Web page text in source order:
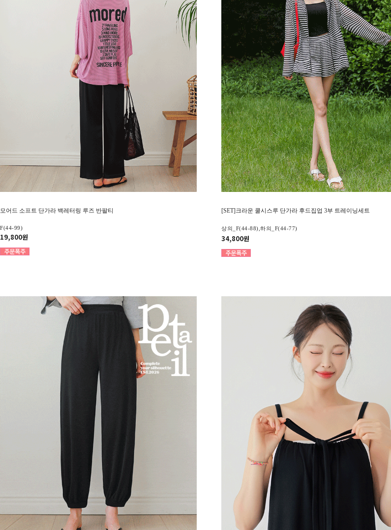
모어드 소프트 단가라 백레터링 루즈 반팔티
F(44-99)
19,800원
[SET]크라운 쿨시스루 단가라 후드집업 3부 트레이닝세트
상의_F(44-88),하의_F(44-77)
34,800원